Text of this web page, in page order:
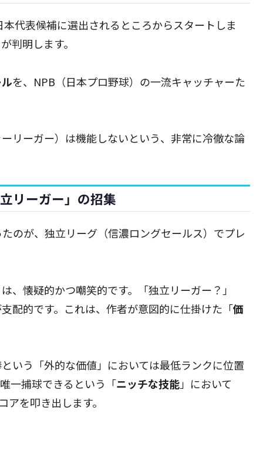
代表候補に選出されるところからスタートしま
判明します。
を、NPB（日本プロ野球）の一流キャッチャーた
リーガー）は機能しないという、非常に冷徹な論
リーガー」の招集
のが、独立リーグ（信濃ロングセールス）でプレ
、懐疑的かつ嘲笑的です。「独立リーガー？」
配的です。これは、作者が意図的に仕掛けた「価
いう「外的な価値」においては最低ランクに位置
一捕球できるという「ニッチな技能」において
を叩き出します。